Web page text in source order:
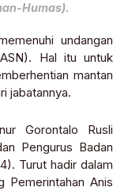
Humas).
undangan
Hal itu untuk
mantan
jabatannya.
Gorontalo Rusli
Pengurus Badan
Turut hadir dalam
Pemerintahan Anis